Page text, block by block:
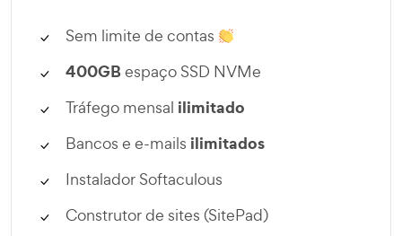
Sem limite de contas
400GBespaço SSD NVMe
Tráfego mensal ilimitado
Bancos e e-mails ilimitados
Instalador Softaculous
Construtor de sites (SitePad)